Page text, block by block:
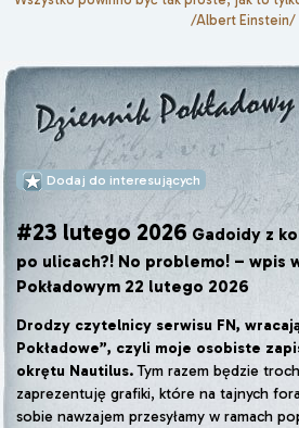
/Albert Einstein/
Dodaj do interesujących
#23 lutego 2026 Gadoidy z
po ulicach?! No problemo! – wpis
Pokładowym 22 lutego 2026
Drodzy czytelnicy serwisu FN,
Pokładowe”, czyli moje osobiste
okrętu Nautilus.Tym razem będzie
zaprezentuję grafiki, które na tajnych
sobie nawzajem przesyłamy w ramach